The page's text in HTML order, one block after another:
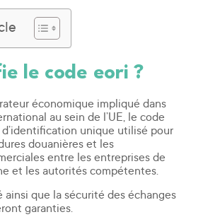
le code eori ?
économique impliqué dans
au sein de l’UE, le code
unique utilisé pour
douanières et les
entre les entreprises de
et les autorités compétentes.
ainsi que la sécurité des échanges
garanties.